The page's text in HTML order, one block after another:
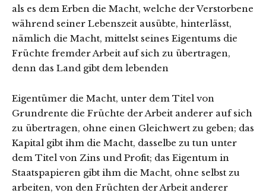
als es dem Erben die Macht, welche der Verstorbene
während seiner Lebenszeit ausübte, hinterlässt,
nämlich die Macht, mittelst seines Eigentums die
Früchte fremder Arbeit auf sich zu übertragen,
denn das Land gibt dem lebenden
Eigentümer die Macht, unter dem Titel von
Grundrente die Früchte der Arbeit anderer auf sich
zu übertragen, ohne einen Gleichwert zu geben; das
Kapital gibt ihm die Macht, dasselbe zu tun unter
dem Titel von Zins und Profit; das Eigentum in
Staatspapieren gibt ihm die Macht, ohne selbst zu
arbeiten, von den Früchten der Arbeit anderer